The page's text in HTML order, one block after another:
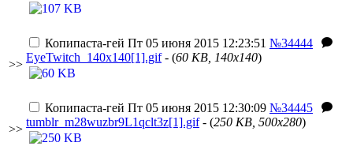
>>
Копипаста-гей Пт 05 июня 2015 12:23:51 №34444
EyeTwitch_140x140[1].gif- (60 KB, 140x140)
>>
Копипаста-гей Пт 05 июня 2015 12:30:09 №34445
tumblr_m28wuzbr9L1qclt3z[1].gif- (250 KB, 500x280)